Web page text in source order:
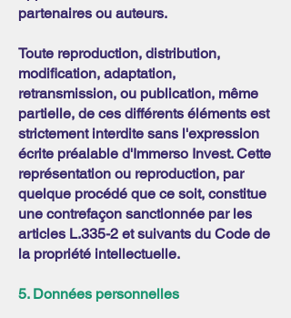
partenaires ou auteurs.
Toute reproduction, distribution,
modification, adaptation,
retransmission, ou publication, même
partielle, de ces différents éléments est
strictement interdite sans l'expression
écrite préalable d'Immerso Invest. Cette
représentation ou reproduction, par
quelque procédé que ce soit, constitue
une contrefaçon sanctionnée par les
articles L.335-2 et suivants du Code de
la propriété intellectuelle.
5. Données personnelles